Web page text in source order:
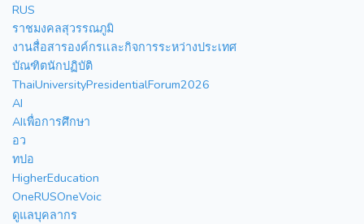
RUS
ราชมงคลสุวรรณภูมิ
งานสื่อสารองค์กรเเละกิจการระหว่างประเทศ
บัณฑิตนักปฏิบัติ
ThaiUniversityPresidentialForum2026
AI
AIเพื่อการศึกษา
อว
ทปอ
HigherEducation
OneRUSOneVoic
ดูแลบุคลากร